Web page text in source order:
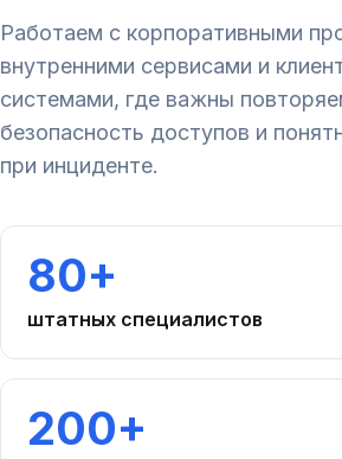
Работаем с корпоративными
внутренними сервисами и
системами, где важны
безопасность доступов и
при инциденте.
80+
штатных специалистов
200+